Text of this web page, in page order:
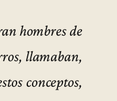
hombres de
llamaban,
conceptos,